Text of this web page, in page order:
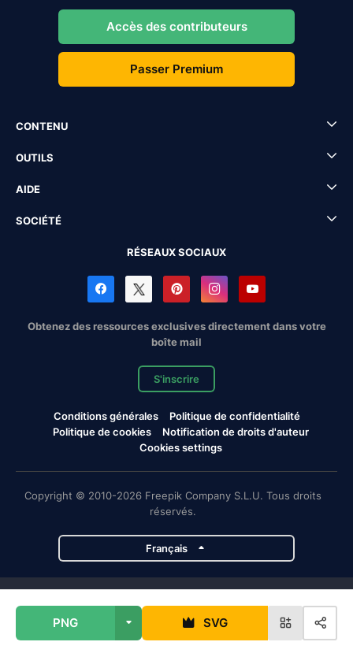
PNG SVG
Accès des contributeurs
Passer Premium
CONTENU
OUTILS
AIDE
SOCIÉTÉ
RÉSEAUX SOCIAUX
Obtenez des ressources exclusives directement dans votre
boîte mail
S'inscrire
Conditions générales
Politique de confidentialité
Politique de cookies
Notification de droits d'auteur
Cookies settings
Copyright © 2010-2026 Freepik Company S.L.U. Tous droits
réservés.
Français